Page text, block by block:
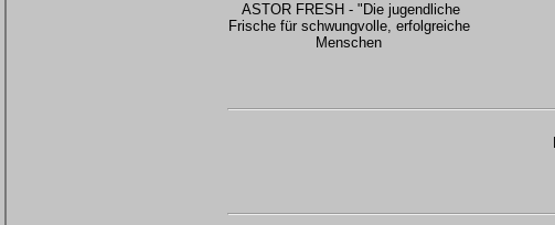
ASTOR FRESH - "Die jugendliche
Frische für schwungvolle, erfolgreiche
Menschen